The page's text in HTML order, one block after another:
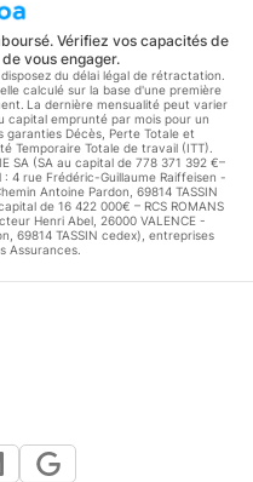
Vérifiez vos capacités de
vous engager.
du délai légal de rétractation.
calculé sur la base d'une première
La dernière mensualité peut varier
capital emprunté par mois pour un
garanties Décès, Perte Totale et
Temporaire Totale de travail (ITT).
SA (SA au capital de 778 371 392 €–
: 4 rue Frédéric-Guillaume Raiffeisen -
Antoine Pardon, 69814 TASSIN
de 16 422 000€ – RCS ROMANS
Henri Abel, 26000 VALENCE -
69814 TASSIN cedex), entreprises
Assurances.